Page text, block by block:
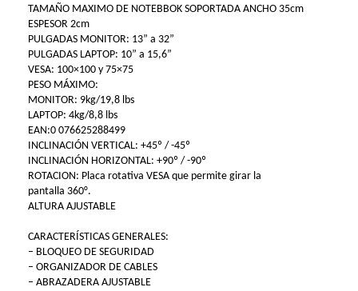
TAMAÑO MAXIMO DE NOTEBBOK SOPORTADA ANCHO 35cm
ESPESOR 2cm
PULGADAS MONITOR: 13” a 32”
PULGADAS LAPTOP: 10” a 15,6”
VESA: 100×100 y 75×75
PESO MÁXIMO:
MONITOR: 9kg/19,8 lbs
LAPTOP: 4kg/8,8 lbs
EAN:0 076625288499
INCLINACIÓN VERTICAL: +45º / -45º
INCLINACIÓN HORIZONTAL: +90º / -90º
ROTACION: Placa rotativa VESA que permite girar la
pantalla 360°.
ALTURA AJUSTABLE
CARACTERÍSTICAS GENERALES:
– BLOQUEO DE SEGURIDAD
– ORGANIZADOR DE CABLES
– ABRAZADERA AJUSTABLE